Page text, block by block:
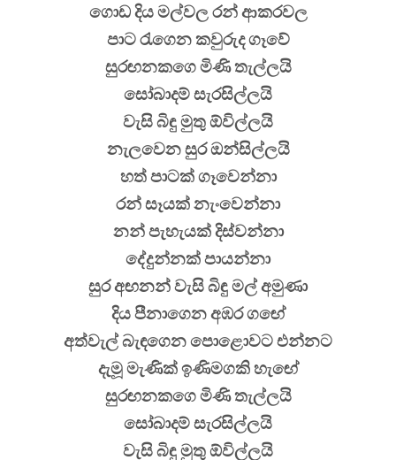
ගොඩ දිය මල්වල රන් ආකරවල
පාට රැගෙන කවුරුද ගෑවේ
සුරඟනකගෙ මිණි තැල්ලයි
සෝබාදම් සැරසිල්ලයි
වැසි බිඳු මුතු ඕවිල්ලයි
නැලවෙන සුර ඔන්සිල්ලයි
හත් පාටක් ගෑවෙන්නා
රන් සෑයක් නැංවෙන්නා
නන් පැහැයක් දිස්වන්නා
දේදුන්නක් පායන්නා
සුර අඟනන් වැසි බිඳු මල් අමුණා
දිය පීනාගෙන අඹර ගඟේ
අත්වැල් බැඳගෙන පොළොවට එන්නට
දැමූ මැණික් ඉණිමගකි හැඟේ
සුරඟනකගෙ මිණි තැල්ලයි
සෝබාදම් සැරසිල්ලයි
වැසි බිඳු මුතු ඕවිල්ලයි